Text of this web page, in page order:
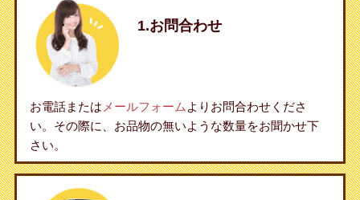
1.お問合わせ
お電話または メールフォーム よりお問合わせくださ
い。その際に、お品物の無いような数量をお聞かせ下
さい。